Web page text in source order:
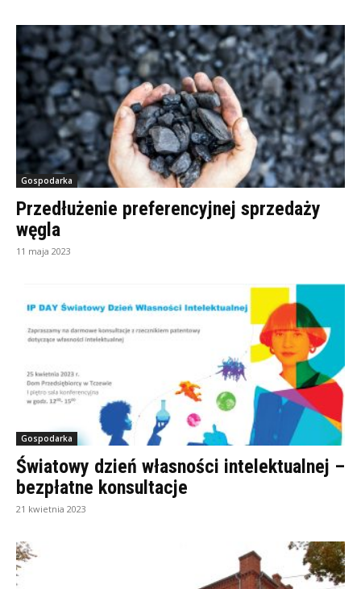
Gospodarka
Przedłużenie preferencyjnej sprzedaży
węgla
11 maja 2023
Gospodarka
Światowy dzień własności intelektualnej –
bezpłatne konsultacje
21 kwietnia 2023